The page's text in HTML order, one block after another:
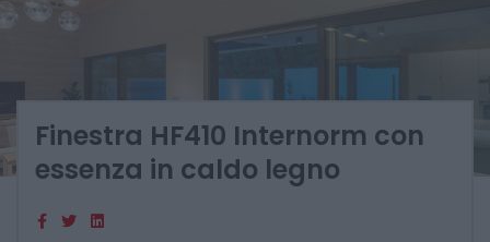
Finestra HF410 Internorm con
essenza in caldo legno